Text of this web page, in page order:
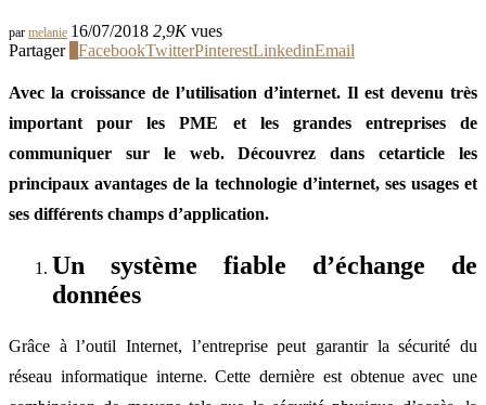
par melanie 16/07/2018 2,9Kvues
Partager
FacebookTwitterPinterestLinkedinEmail
Avec la croissance de l’utilisation d’internet. Il est devenu très
important pour les PME et les grandes entreprises de
communiquer sur le web. Découvrez dans cetarticle les
principaux avantages de la technologie d’internet, ses usages et
ses différents champs d’application.
Un système fiable d’échange de
données
Grâce à l’outil Internet, l’entreprise peut garantir la sécurité du
réseau informatique interne. Cette dernière est obtenue avec une